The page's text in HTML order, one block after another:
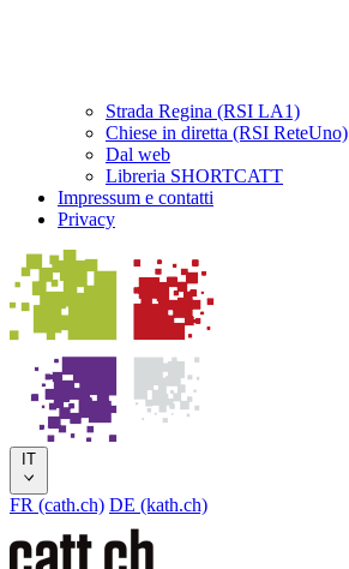
Strada Regina (RSI LA1)
Chiese in diretta (RSI ReteUno)
Dal web
Libreria SHORTCATT
Impressum e contatti
Privacy
IT
FR (cath.ch) DE (kath.ch)